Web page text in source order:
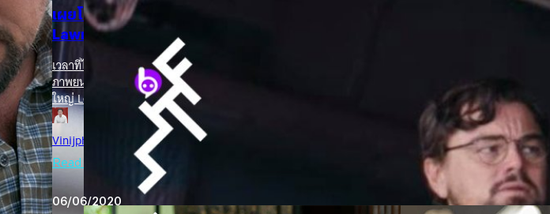
เผยโฉมแรกของ Don’t Look Up ที่ Leonardo จะปะทะฝีมือกับ Jennifer
Lawrence ในหนังโลกแตก
เวลาที่ได้เห็นนักแสดงมากฝีมือโดยเฉพาะระดับที่เคยได้รางวัลออสการ์ซึ่งเป็นรางวัลยอดเยี่ยมที่สุดของวงการ
ภาพยนตร์ฮอลลีวูด โคจรมาเจอกัน ก็อดจะทำให้คอหนังตื่นเต้นไม่ได้ รายงานล่าสุดเปิดเผยว่า นักแสดงหนุ่ม
ใหญ่ Leonardo DiCaprio ที่เคยคว้าออสการ์จาก The Revenant (2015) อาจจะกลับมาเข้าชิงรางวัลนี้อีกครั้ง
ในหนังดาราศาสตร์เรื่องใหม่ Don't Look Up ซึ่งจะสตรีมมิงทาง Netflix และภาพแรกของเขาและนักแสดง
ร่วม Jennifer Lawrence เจ้าของรางวัลออสการ์จากเรื่อง Silver Linings Playbook (2012) และโด่งดังมา
จากแฟรนไชส์ The Hunger Games และ X-Men ก็ปล่อยออกมาแล้ว หนังยังสมทบกับนักแสดงเจ้าของออ
สการ์อีกคับคั่ง อย่างเจ้าของสามรางวัลออสการ์ Meryl Streep, Cate Blanchett เจ้าของ 2 รางวัลออสการ์
จาก The Aviator (2004) (DiCaprio เคยร่วมแสดงกับเธอมาแล้วในเรื่องนี้) และ Blue Jasmine (2013),
Jonah Hill จาก The Wolf…
Vinijphat Kanyapong| 2032 days ago
Read More
06/06/2020